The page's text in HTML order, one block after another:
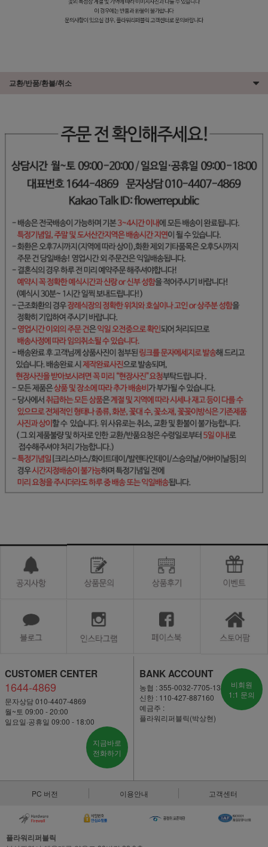
교환/반품/환불/취소
CUSTOMER CENTER
1644-4869
문자상담 010-4407-4869
월~토 09:00 - 20:00
일요일·공휴일 09:00 - 18:00
지금바로
전화하기
BANK ACCOUNT
농협 : 355-0032-7705-13
신한 : 110-427-887160
예금주 :
플라워리퍼블릭(박상현)
비회원
1:1 문의
PC 버전 이용안내 고객센터
플라워리퍼블릭